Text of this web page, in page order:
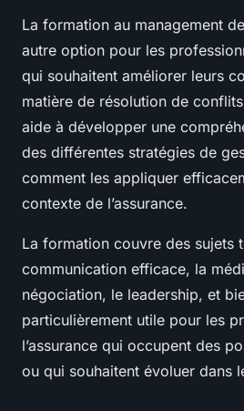
La formation au management
autre option pour les
qui souhaitent améliorer leurs
matière de résolution de
aide à développer une
des différentes stratégies de
comment les appliquer
contexte de l’assurance.
La formation couvre des sujets
communication efficace, la
négociation, le leadership, et
particulièrement utile pour les
l’assurance qui occupent des
ou qui souhaitent évoluer dans